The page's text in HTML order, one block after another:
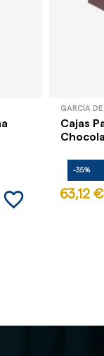
favorite_border
GARCÍA DE
Cajas
-35%
63,12 €